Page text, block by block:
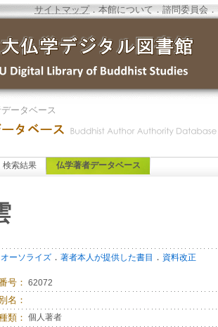
サイトマップ．本館について ．諮問委員会 ．
ータベース
検索結果 仏学著者データベース
ーソライズ ． 著者本人が提供した書目 ． 資料改正
号： 62072
別名：
類： 個人著者